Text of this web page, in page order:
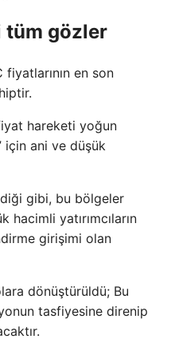
tüm gözler
fiyatlarının en son
hareketi yoğun
için ani ve düşük
gibi, bu bölgeler
yatırımcıların
girişimi olan
dönüştürüldü; Bu
tasfiyesine direnip